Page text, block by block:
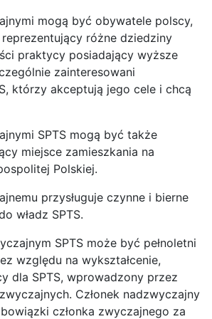
mogą być obywatele polscy,
różne dziedziny
praktycy posiadający wyższe
zainteresowani
którzy akceptują jego cele i chcą
SPTS mogą być także
miejsce zamieszkania na
Polskiej.
przysługuje czynne i bierne
władz SPTS.
SPTS może być pełnoletni
względu na wykształcenie,
dla SPTS, wprowadzony przez
Członek nadzwyczajny
członka zwyczajnego za